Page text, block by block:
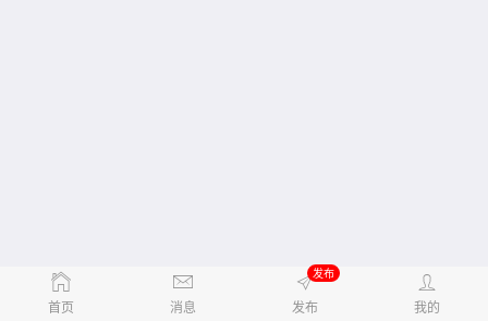
首页 消息
发布
发布 我的